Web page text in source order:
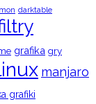
darktable
grafika gry
manjaro
grafiki